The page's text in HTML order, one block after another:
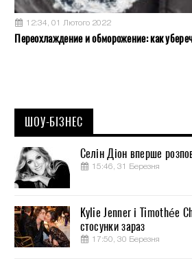
12:34, 01 Лютого 2022
Переохлаждение и обморожение: как
ШОУ-БІЗНЕС
Селін Діон вперше
15:46, 31 Березня
Kylie Jenner і Timothée
стосунки зараз
17:50, 30 Березня